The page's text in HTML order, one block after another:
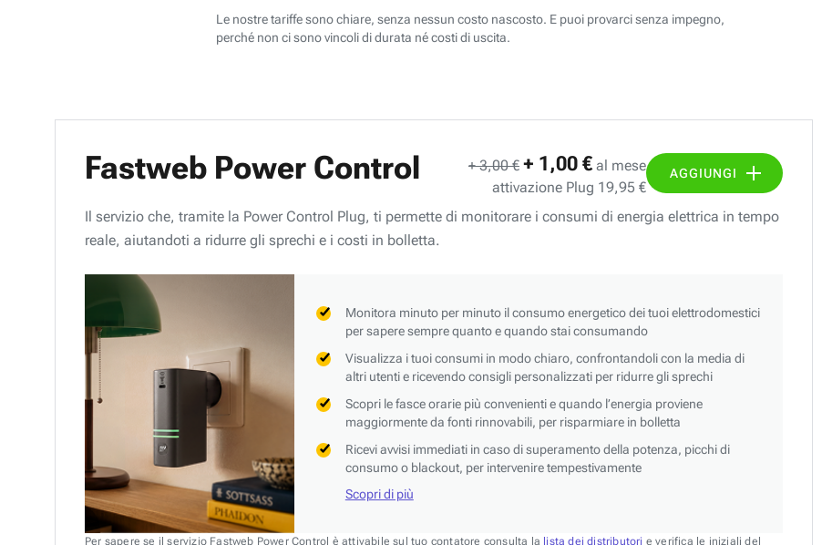
Le nostre tariffe sono chiare, senza nessun costo nascosto. E puoi provarci senza impegno,
perché non ci sono vincoli di durata né costi di uscita.
Fastweb Power Control + 3,00 € + 1,00 € al mese
attivazione Plug 19,95 €
AGGIUNGI
Il servizio che, tramite la Power Control Plug, ti permette di monitorare i consumi di energia elettrica in tempo
reale, aiutandoti a ridurre gli sprechi e i costi in bolletta.
Monitora minuto per minuto il consumo energetico dei tuoi elettrodomestici
per sapere sempre quanto e quando stai consumando
Visualizza i tuoi consumi in modo chiaro, confrontandoli con la media di
altri utenti e ricevendo consigli personalizzati per ridurre gli sprechi
Scopri le fasce orarie più convenienti e quando l’energia proviene
maggiormente da fonti rinnovabili, per risparmiare in bolletta
Ricevi avvisi immediati in caso di superamento della potenza, picchi di
consumo o blackout, per intervenire tempestivamente
Scopri di più
Per sapere se il servizio Fastweb Power Control è attivabile sul tuo contatore consulta la lista dei distributori e verifica le iniziali del